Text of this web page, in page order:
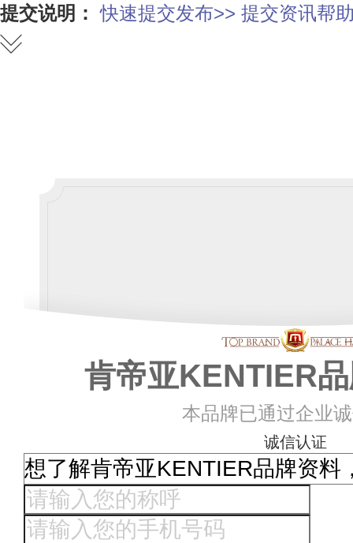
提交说明： 快速提交发布>> 提交资讯帮
肯帝亚KENTIER
本品牌已通过企业
诚信认证